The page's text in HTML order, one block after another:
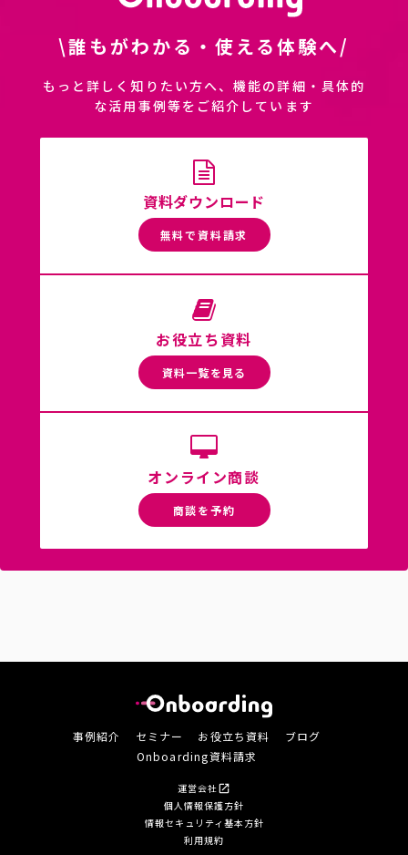
\誰もがわかる・使える体験へ/
もっと詳しく知りたい方へ、機能の詳細・具体的
な活用事例等をご紹介しています
資料ダウンロード
無料で資料請求
お役立ち資料
資料一覧を見る
オンライン商談
商談を予約
事例紹介 セミナー お役立ち資料
ブログ
Onboarding資料請求
運営会社open_in_new
個人情報保護方針
情報セキュリティ基本方針
利用規約